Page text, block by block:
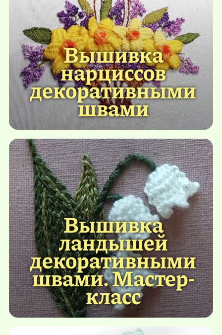
Вышивка
нарциссов
декоративными
швами
Вышивка
ландышей
декоративными
швами. Мастер-
класс